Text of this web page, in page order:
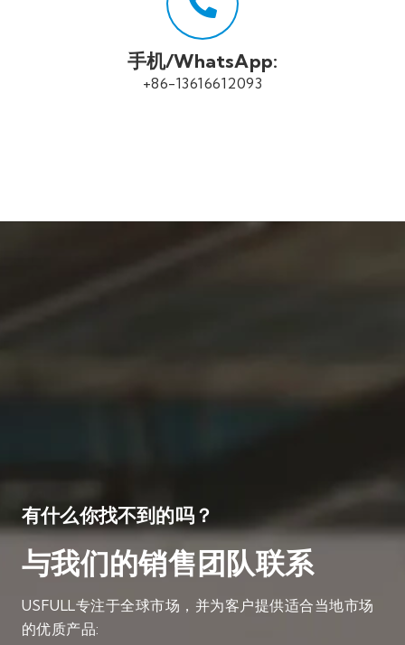
手机/WhatsApp:
+86-13616612093
有什么你找不到的吗？
与我们的销售团队联系
USFULL专注于全球市场，并为客户提供适合当地市场
的优质产品: